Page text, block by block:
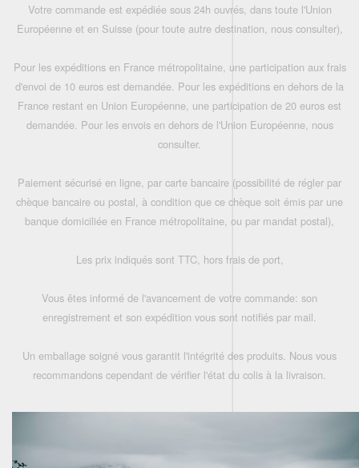
Votre commande est expédiée sous 24h ouvrés, dans toute l'Union
Européenne et en Suisse (pour toute autre destination, nous consulter),
Pour les expéditions en France métropolitaine, une participation aux frais
d'envoi de 10 euros est demandée. Pour les expéditions en dehors de la
France restant en Union Européenne, une participation de 20 euros est
demandée. Pour les envois en dehors de l'Union Européenne, nous
consulter.
Paiement sécurisé en ligne, par carte bancaire (possibilité de régler par
chèque bancaire ou postal, à condition que ce chèque soit émis par une
banque domiciliée en France métropolitaine, ou par mandat postal),
Les prix indiqués sont TTC, hors frais de port,
Vous êtes informé de l'avancement de votre commande: son
enregistrement et son expédition vous sont notifiés par mail.
Un emballage soigné vous garantit l'intégrité des produits. Nous vous
recommandons cependant de vérifier l'état du colis à la livraison.